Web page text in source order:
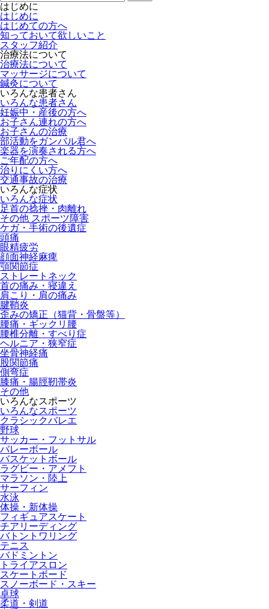
はじめに
はじめに
はじめての方へ
知っておいて欲しいこと
スタッフ紹介
治療法について
治療法について
マッサージについて
鍼灸について
いろんな患者さん
いろんな患者さん
妊娠中・産後の方へ
お子さん連れの方へ
お子さんの治療
部活動をガンバル君へ
楽器を演奏される方へ
ご年配の方へ
治りにくい方へ
交通事故の治療
いろんな症状
いろんな症状
足首の捻挫・肉離れ
その他 スポーツ障害
ケガ・手術の後遺症
頭痛
眼精疲労
顔面神経麻痺
顎関節症
ストレートネック
首の痛み・寝違え
肩こり・肩の痛み
腱鞘炎
歪みの矯正（猫背・骨盤等）
腰痛・ギックリ腰
腰椎分離・すべり症
ヘルニア・狭窄症
坐骨神経痛
股関節痛
側弯症
膝痛・腸脛靭帯炎
その他
いろんなスポーツ
いろんなスポーツ
クラシックバレエ
野球
サッカー・フットサル
バレーボール
バスケットボール
ラグビー・アメフト
マラソン・陸上
サーフィン
水泳
体操・新体操
フィギュアスケート
チアリーディング
バトントワリング
テニス
バドミントン
トライアスロン
スケートボード
スノーボード・スキー
卓球
柔道・剣道